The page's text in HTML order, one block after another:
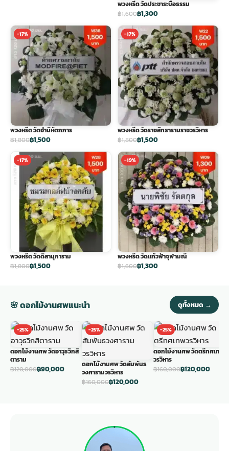
พวงหรีด วัดประชาระบือธรรม
฿1,600฿1,300
-17%
พวงหรีด วัดชำนิหัตถการ
฿1,800฿1,500
-17%
พวงหรีด วัดราชสิทธารามราชวรวิหาร
฿1,800฿1,500
-17%
พวงหรีด วัดดิสานุการาม
฿1,800฿1,500
-19%
พวงหรีด วัดแก้วฟ้าจุฬามณี
฿1,600฿1,300
🌸 ดอกไม้งานศพแนะนำ ดูทั้งหมด →
-25%
ดอกไม้งานศพ วัดอาวุธวิกสิ
ตาราม
฿120,000฿90,000
-25%
ดอกไม้งานศพ วัดสัมพันธ
วงศารามวรวิหาร
฿160,000฿120,000
-25%
ดอกไม้งานศพ วัดตรีทศเทพ
วรวิหาร
฿160,000฿120,000